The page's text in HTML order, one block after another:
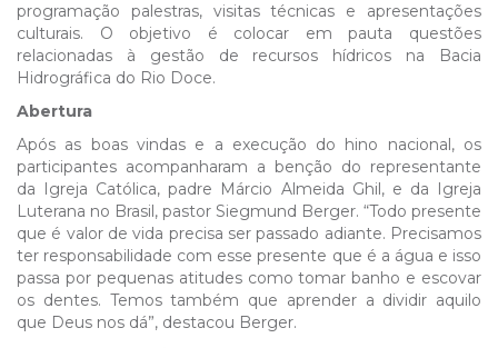
programação palestras, visitas técnicas e apresentações
culturais. O objetivo é colocar em pauta questões
relacionadas à gestão de recursos hídricos na Bacia
Hidrográfica do Rio Doce.
Abertura
Após as boas vindas e a execução do hino nacional, os
participantes acompanharam a benção do representante
da Igreja Católica, padre Márcio Almeida Ghil, e da Igreja
Luterana no Brasil, pastor Siegmund Berger. “Todo presente
que é valor de vida precisa ser passado adiante. Precisamos
ter responsabilidade com esse presente que é a água e isso
passa por pequenas atitudes como tomar banho e escovar
os dentes. Temos também que aprender a dividir aquilo
que Deus nos dá”, destacou Berger.